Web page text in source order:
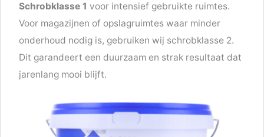
Schrobklasse 1 voor intensief gebruikte ruimtes.
Voor magazijnen of opslagruimtes waar minder
onderhoud nodig is, gebruiken wij schrobklasse 2.
Dit garandeert een duurzaam en strak resultaat dat
jarenlang mooi blijft.